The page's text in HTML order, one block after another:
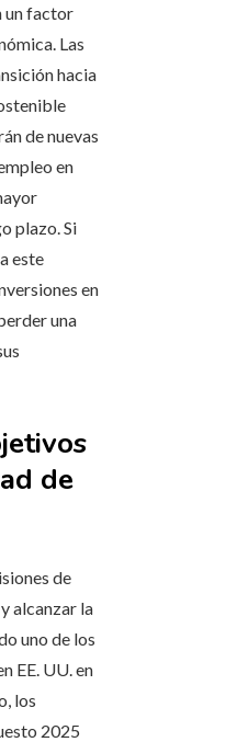
un factor
Las
hacia
de nuevas
en
plazo. Si
este
en
una
de
de
alcanzar la
uno de los
EE. UU. en
los
2025